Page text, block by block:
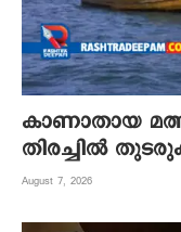
കാണാതായ
തിരച്ചിൽ
August 7, 2026